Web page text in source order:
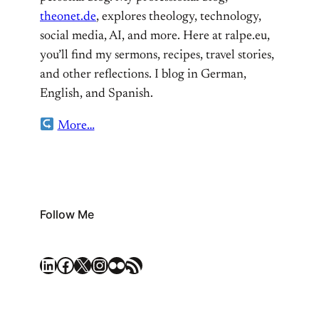
theonet.de, explores theology, technology,
social media, AI, and more. Here at ralpe.eu,
you’ll find my sermons, recipes, travel stories,
and other reflections. I blog in German,
English, and Spanish.
More…
Follow Me
LinkedIn Facebook X Instagram Flickr RSS Feed